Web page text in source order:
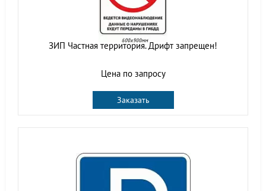
ЗИП Частная территория. Дрифт запрещен!
Цена по запросу
Заказать